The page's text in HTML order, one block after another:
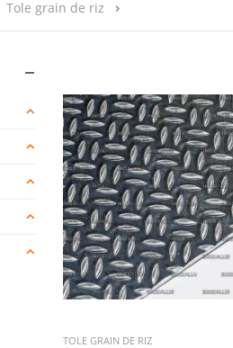
Tole grain de riz
TOLE GRAIN DE RIZ